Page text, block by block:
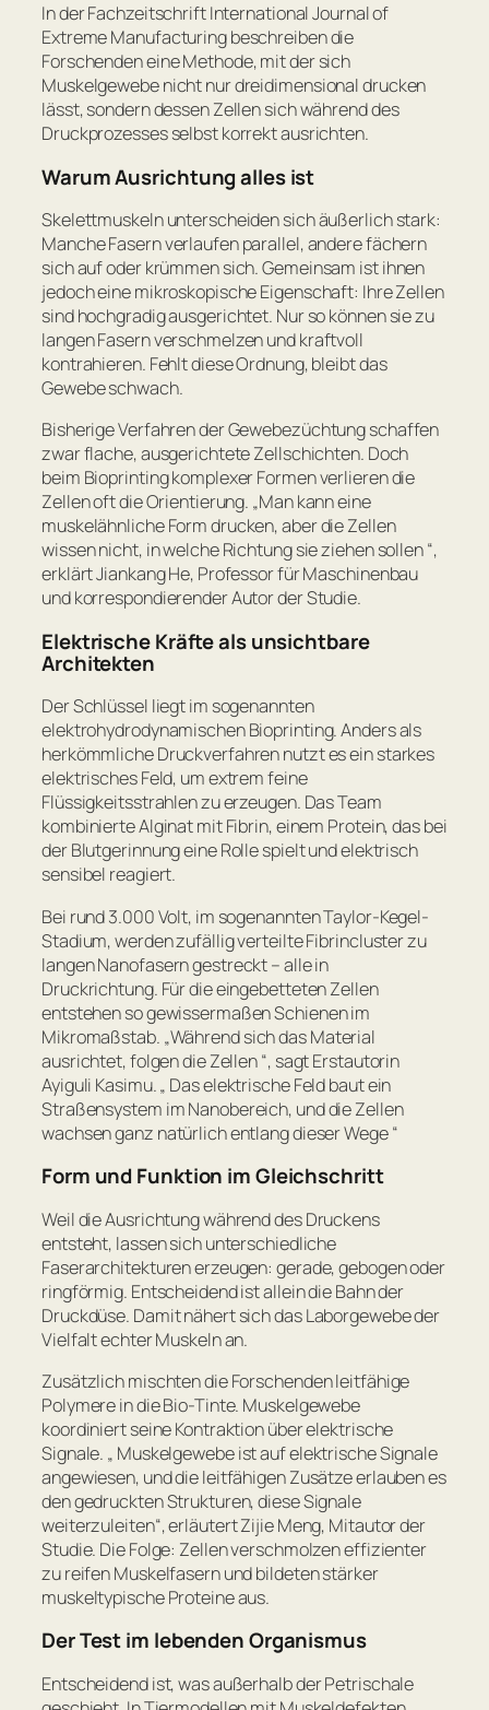
In der Fachzeitschrift International Journal of
Extreme Manufacturing beschreiben die
Forschenden eine Methode, mit der sich
Muskelgewebe nicht nur dreidimensional drucken
lässt, sondern dessen Zellen sich während des
Druckprozesses selbst korrekt ausrichten.
Warum Ausrichtung alles ist
Skelettmuskeln unterscheiden sich äußerlich stark:
Manche Fasern verlaufen parallel, andere fächern
sich auf oder krümmen sich. Gemeinsam ist ihnen
jedoch eine mikroskopische Eigenschaft: Ihre Zellen
sind hochgradig ausgerichtet. Nur so können sie zu
langen Fasern verschmelzen und kraftvoll
kontrahieren. Fehlt diese Ordnung, bleibt das
Gewebe schwach.
Bisherige Verfahren der Gewebezüchtung schaffen
zwar flache, ausgerichtete Zellschichten. Doch
beim Bioprinting komplexer Formen verlieren die
Zellen oft die Orientierung. „Man kann eine
muskelähnliche Form drucken, aber die Zellen
wissen nicht, in welche Richtung sie ziehen sollen“,
erklärt Jiankang He, Professor für Maschinenbau
und korrespondierender Autor der Studie.
Elektrische Kräfte als unsichtbare
Architekten
Der Schlüssel liegt im sogenannten
elektrohydrodynamischen Bioprinting. Anders als
herkömmliche Druckverfahren nutzt es ein starkes
elektrisches Feld, um extrem feine
Flüssigkeitsstrahlen zu erzeugen. Das Team
kombinierte Alginat mit Fibrin, einem Protein, das bei
der Blutgerinnung eine Rolle spielt und elektrisch
sensibel reagiert.
Bei rund 3.000 Volt, im sogenannten Taylor-Kegel-
Stadium, werden zufällig verteilte Fibrincluster zu
langen Nanofasern gestreckt – alle in
Druckrichtung. Für die eingebetteten Zellen
entstehen so gewissermaßen Schienen im
Mikromaßstab. „Während sich das Material
ausrichtet, folgen die Zellen“, sagt Erstautorin
Ayiguli Kasimu. „ Das elektrische Feld baut ein
Straßensystem im Nanobereich, und die Zellen
wachsen ganz natürlich entlang dieser Wege“
Form und Funktion im Gleichschritt
Weil die Ausrichtung während des Druckens
entsteht, lassen sich unterschiedliche
Faserarchitekturen erzeugen: gerade, gebogen oder
ringförmig. Entscheidend ist allein die Bahn der
Druckdüse. Damit nähert sich das Laborgewebe der
Vielfalt echter Muskeln an.
Zusätzlich mischten die Forschenden leitfähige
Polymere in die Bio-Tinte. Muskelgewebe
koordiniert seine Kontraktion über elektrische
Signale. „ Muskelgewebe ist auf elektrische Signale
angewiesen, und die leitfähigen Zusätze erlauben es
den gedruckten Strukturen, diese Signale
weiterzuleiten“, erläutert Zijie Meng, Mitautor der
Studie. Die Folge: Zellen verschmolzen effizienter
zu reifen Muskelfasern und bildeten stärker
muskeltypische Proteine aus.
Der Test im lebenden Organismus
Entscheidend ist, was außerhalb der Petrischale